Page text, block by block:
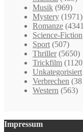
Musik (969)
Mystery (1971)
Romanze
Science-Fiction
Sport (507)
Thriller (5650)
Trickfilm
Unkategorisiert
Verbrechen
Western (563)
Impressum